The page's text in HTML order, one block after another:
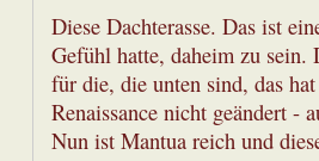
Diese Dachterasse. Das ist
Gefühl hatte, daheim zu sein.
für die, die unten sind, das
Renaissance nicht geändert -
Nun ist Mantua reich und